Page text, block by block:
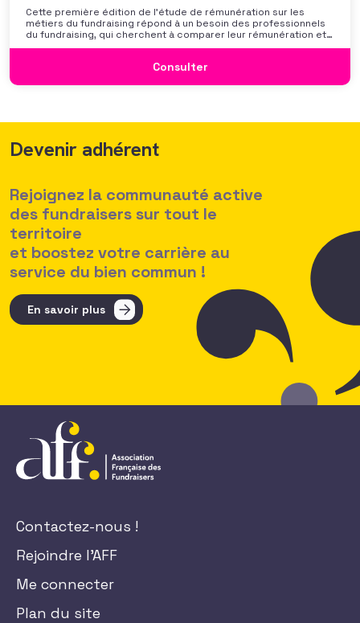
Cette première édition de l’étude de rémunération sur les
métiers du fundraising répond à un besoin des professionnels
du fundraising, qui cherchent à comparer leur rémunération et à
se positionner. Elle répond également à une préoccupation
des politiques salariales comme un enjeu majeur,
Consulter
Devenir adhérent
Rejoignez la communauté active
des fundraisers sur tout le
territoire
et boostez votre carrière au
service du bien commun !
En savoir plus
Contactez-nous !
Rejoindre l'AFF
Me connecter
Plan du site